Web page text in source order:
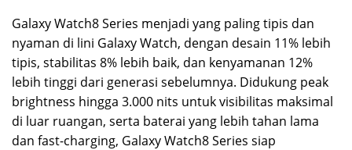
Galaxy Watch8 Series menjadi yang paling tipis dan
nyaman di lini Galaxy Watch, dengan desain 11% lebih
tipis, stabilitas 8% lebih baik, dan kenyamanan 12%
lebih tinggi dari generasi sebelumnya. Didukung peak
brightness hingga 3.000 nits untuk visibilitas maksimal
di luar ruangan, serta baterai yang lebih tahan lama
dan fast-charging, Galaxy Watch8 Series siap